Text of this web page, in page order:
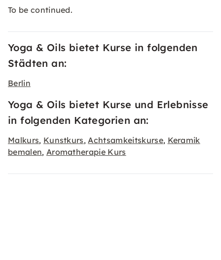
To be continued.
Yoga & Oils bietet Kurse in folgenden
Städten an:
Berlin
Yoga & Oils bietet Kurse und Erlebnisse
in folgenden Kategorien an:
Malkurs, Kunstkurs,Achtsamkeitskurse, Keramik
bemalen, Aromatherapie Kurs